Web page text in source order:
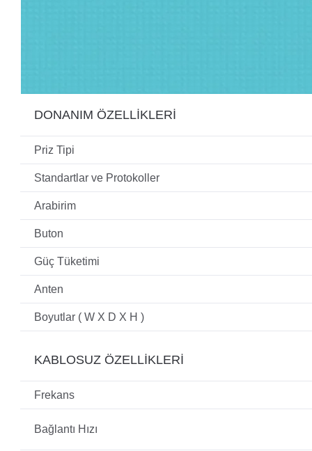
DONANIM ÖZELLİKLERİ
Priz Tipi
Standartlar ve Protokoller
Arabirim
Buton
Güç Tüketimi
Anten
Boyutlar ( W X D X H )
KABLOSUZ ÖZELLİKLERİ
Frekans
Bağlantı Hızı